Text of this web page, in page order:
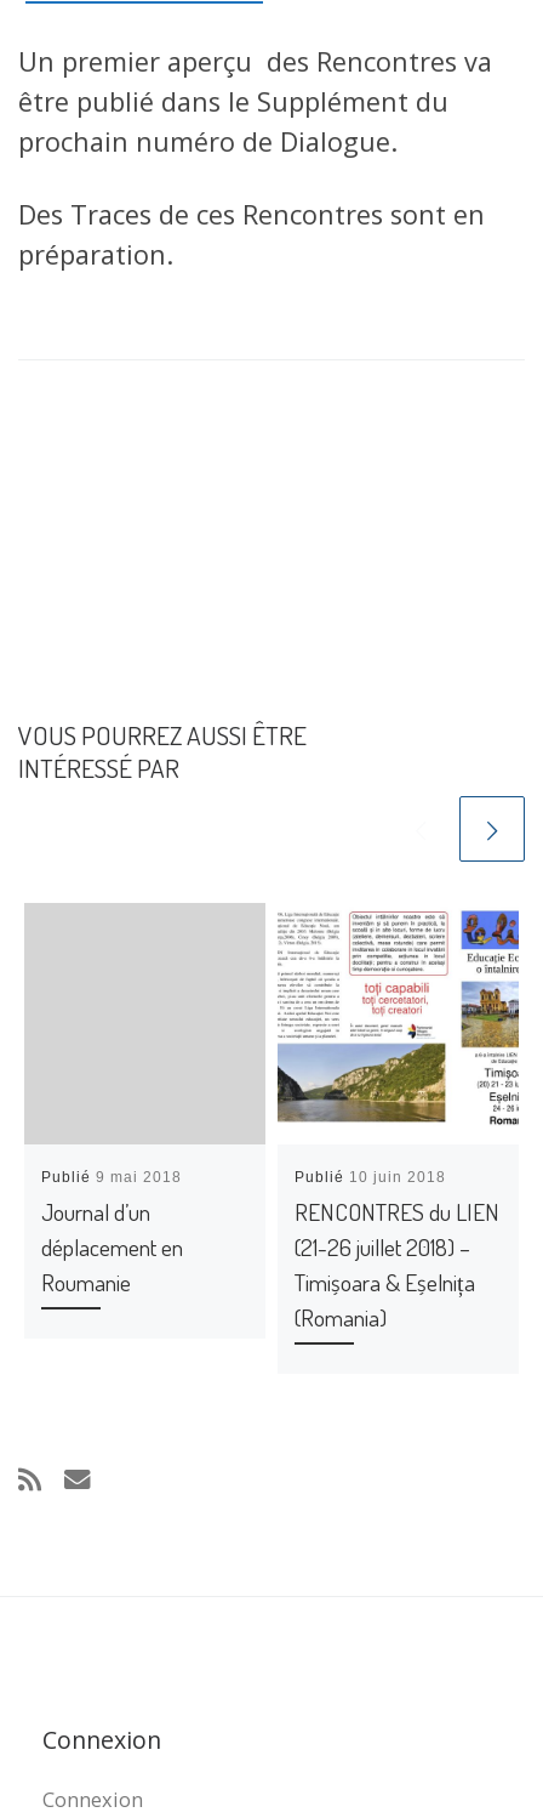
Un premier aperçu des Rencontres va
être publié dans le Supplément du
prochain numéro de Dialogue.
Des Traces de ces Rencontres sont en
préparation.
VOUS POURREZ AUSSI ÊTRE
INTÉRESSÉ PAR
Publié9 mai 2018
Journal d’un
déplacement en
Roumanie
Publié 10 juin 2018
RENCONTRES du LIEN
(21-26 juillet 2018) –
Timișoara & Eșelnița
(Romania)
Connexion
Connexion